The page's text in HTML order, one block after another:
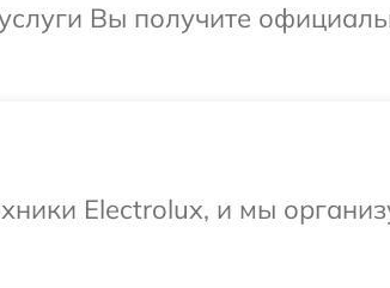
Вы получите
Electrolux, и мы